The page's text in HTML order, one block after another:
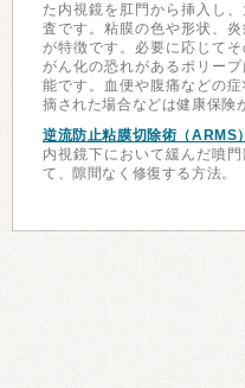
た内視鏡を肛門から挿入し
査です。粘膜の色や形状、
が特徴です。必要に応じて
がん化の恐れがあるポリー
能です。血便や腹痛などの
摘された場合などは健康保険
逆流防止粘膜切除術（ARMS
内視鏡下において緩んだ噴
て、隙間なく修復する方法。